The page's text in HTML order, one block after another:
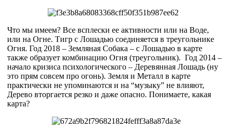
Что мы имеем? Все всплески ее активности или на Воде,
или на Огне. Тигр с Лошадью соединяется в треугольнике
Огня. Год 2018 – Земляная Собака – с Лошадью в карте
также образует комбинацию Огня (треугольник). Год 2014 –
начало кризиса психологического – Деревянная Лошадь (ну
это прям совсем про огонь). Земля и Металл в карте
практически не упоминаются и на “музыку” не влияют,
Дерево вторгается резко и даже опасно. Понимаете, какая
карта?